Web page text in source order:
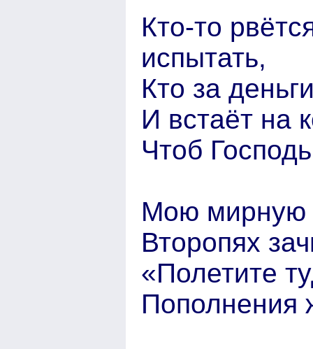
Кто-то
испытать,
Кто за
И встаёт на
Чтоб
Мою мирную
Второпях
«Полетите
Пополнения